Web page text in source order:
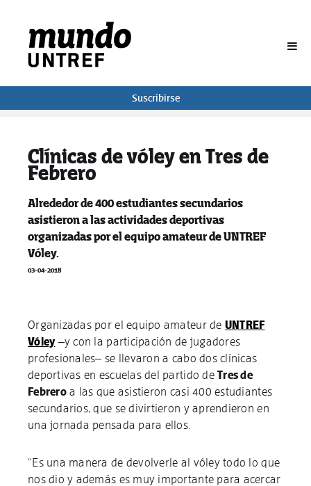
Suscribirse
Clínicas de vóley en Tres de
Febrero
Alrededor de 400 estudiantes secundarios
asistieron a las actividades deportivas
organizadas por el equipo amateur de UNTREF
Vóley.
03-04-2018
Organizadas por el equipo amateur de UNTREF
Vóley–y con la participación de jugadores
profesionales– se llevaron a cabo dos clínicas
deportivas en escuelas del partido deTres de
Febreroa las que asistieron casi 400 estudiantes
secundarios, que se divirtieron y aprendieron en
una jornada pensada para ellos.
“Es una manera de devolverle al vóley todo lo que
nos dio y además es muy importante para acercar